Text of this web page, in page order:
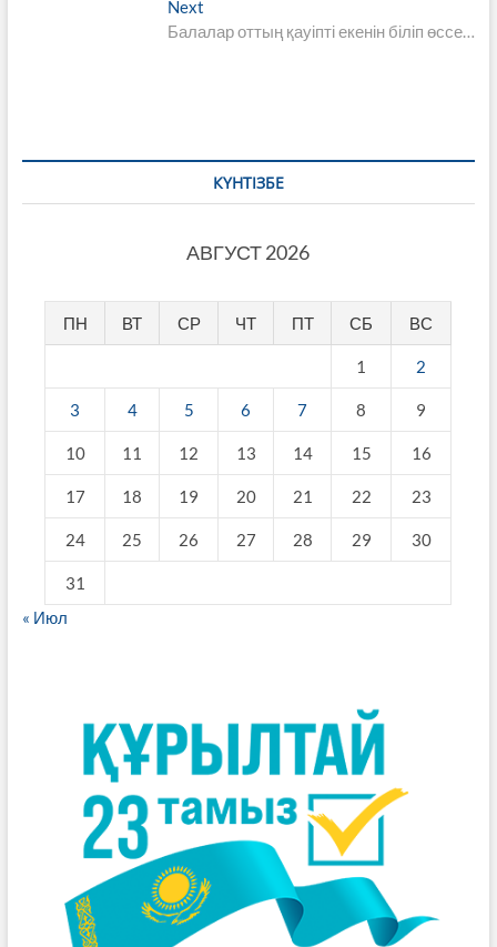
Next
post:
Балалар оттың қауіпті екенін біліп өссе…
КҮНТІЗБЕ
АВГУСТ 2026
ПН ВТ СР ЧТ ПТ СБ ВС
1 2
3 4 5 6 7 8 9
10 11 12 13 14 15 16
17 18 19 20 21 22 23
24 25 26 27 28 29 30
31
« Июл